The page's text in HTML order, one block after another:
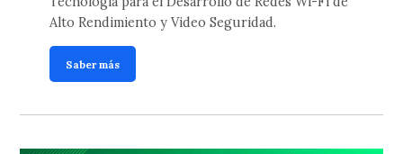
Alto Rendimiento y Video Seguridad.
Saber más